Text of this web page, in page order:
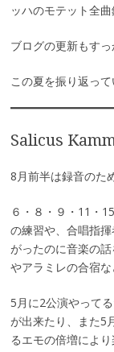
ッハのモテット全
ブログの更新もすっ
この夏を振り返って
Salicus
8月前半は録音のた
６・８・９・11・
の練習や、合唱指
がったのに音楽の
やアラミレの合宿
5月に2公演やって
が出来たり、また5
るエモの倍増により